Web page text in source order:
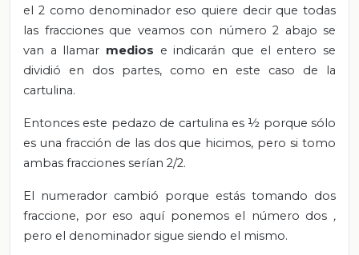
el 2 como denominador eso quiere decir que todas
las fracciones que veamos con número 2 abajo se
van a llamar medios e indicarán que el entero se
dividió en dos partes, como en este caso de la
cartulina.
Entonces este pedazo de cartulina es ½ porque sólo
es una fracción de las dos que hicimos, pero si tomo
ambas fracciones serían 2/2.
El numerador cambió porque estás tomando dos
fraccione, por eso aquí ponemos el número dos ,
pero el denominador sigue siendo el mismo.